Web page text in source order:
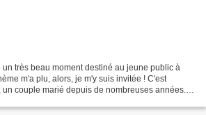
très beau moment destiné au jeune public à
m'a plu, alors, je m'y suis invitée ! C'est
un couple marié depuis de nombreuses années.